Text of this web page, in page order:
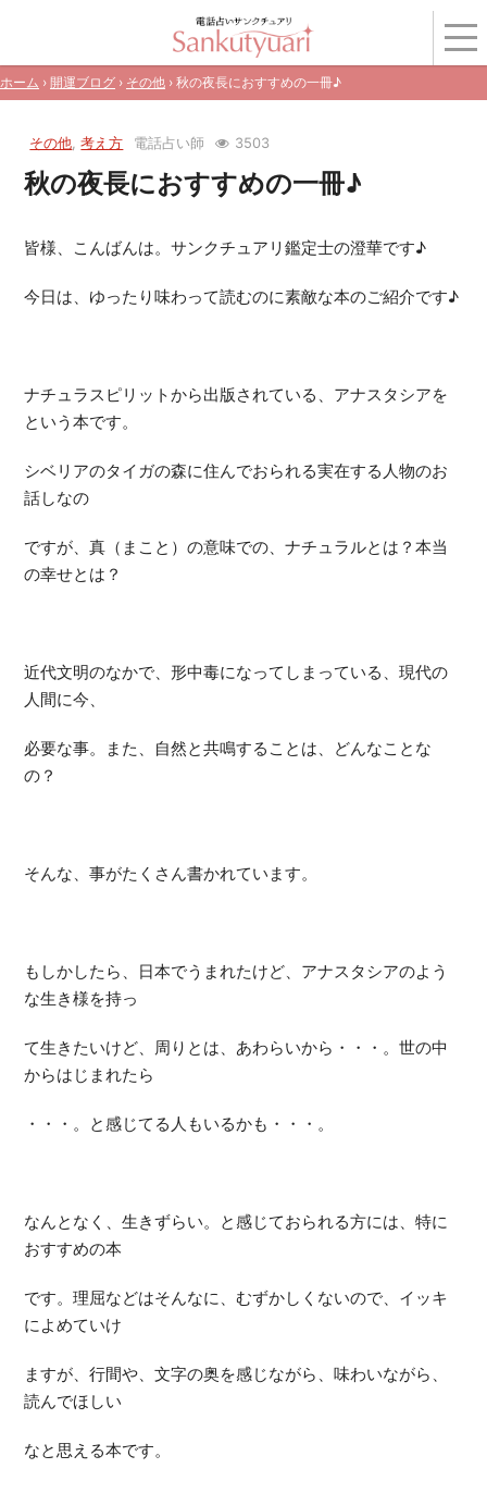
ホーム › 開運ブログ › その他 › 秋の夜長におすすめの一冊♪
その他 ,考え方 電話占い師 3503
秋の夜長におすすめの一冊♪
皆様、こんばんは。サンクチュアリ鑑定士の澄華です♪
今日は、ゆったり味わって読むのに素敵な本のご紹介です♪
ナチュラスピリットから出版されている、アナスタシアを
という本です。
シベリアのタイガの森に住んでおられる実在する人物のお
話しなの
ですが、真（まこと）の意味での、ナチュラルとは？本当
の幸せとは？
近代文明のなかで、形中毒になってしまっている、現代の
人間に今、
必要な事。また、自然と共鳴することは、どんなことな
の？
そんな、事がたくさん書かれています。
もしかしたら、日本でうまれたけど、アナスタシアのよう
な生き様を持っ
て生きたいけど、周りとは、あわらいから・・・。世の中
からはじまれたら
・・・。と感じてる人もいるかも・・・。
なんとなく、生きずらい。と感じておられる方には、特に
おすすめの本
です。理屈などはそんなに、むずかしくないので、イッキ
によめていけ
ますが、行間や、文字の奥を感じながら、味わいながら、
読んでほしい
なと思える本です。